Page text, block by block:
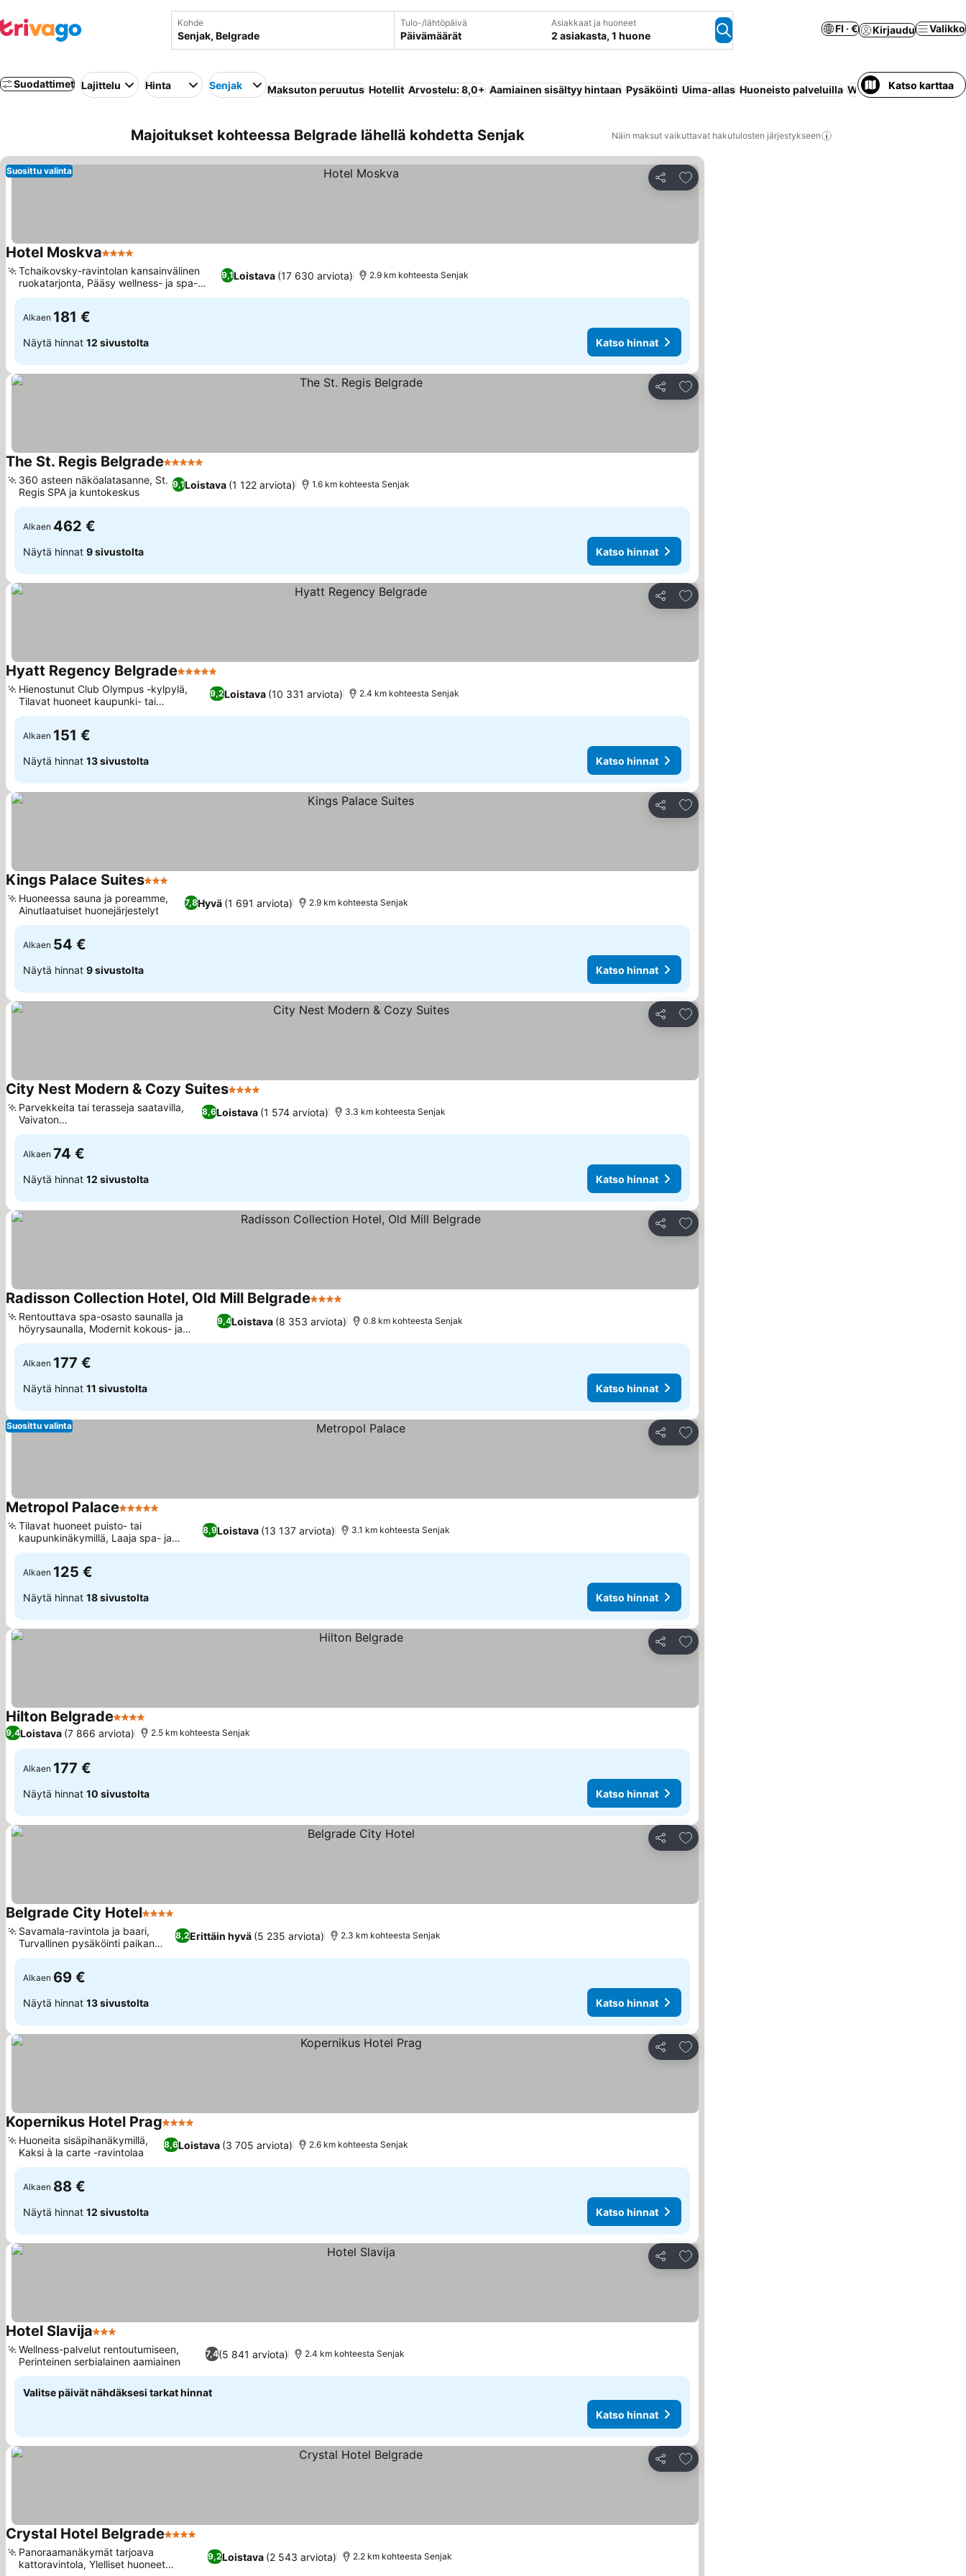
Kohde Tulo-/lähtöpäivä
Päivämäärät
Asiakkaat ja huoneet
2 asiakasta, 1 huone
FI · € Kirjaudu Valikko
Suodattimet Lajittelu Hinta Senjak Maksuton peruutus Hotellit Arvostelu: 8,0+ Aamiainen sisältyy hintaan Pysäköinti Uima-allas Huoneisto palveluilla Wi-Fi Ilmastointi
Katso karttaa
Majoitukset kohteessa Belgrade lähellä kohdetta Senjak Näin maksut vaikuttavat hakutulosten järjestykseen
Jaa
Lisää suosikkeihin
Suosittu valinta
Hotel Moskva4 Tähtiluokitus
9,1Loistava (17 630 arviota)
Tchaikovsky-ravintolan kansainvälinen
ruokatarjonta, Pääsy wellness- ja spa-
keskukseen
2.9 km kohteesta Senjak
Alkaen 181 €
Näytä hinnat 12 sivustolta Katso hinnat
Jaa
Lisää suosikkeihin
The St. Regis Belgrade5 Tähtiluokitus
9,1Loistava (1 122 arviota)
360 asteen näköalatasanne, St.
Regis SPA ja kuntokeskus
1.6 km kohteesta Senjak
Alkaen 462 €
Näytä hinnat 9 sivustolta Katso hinnat
Jaa
Lisää suosikkeihin
Hyatt Regency Belgrade5 Tähtiluokitus
9,2Loistava (10 331 arviota)
Hienostunut Club Olympus -kylpylä,
Tilavat huoneet kaupunki- tai
puistonäkymillä
2.4 km kohteesta Senjak
Alkaen 151 €
Näytä hinnat 13 sivustolta Katso hinnat
Jaa
Lisää suosikkeihin
Kings Palace Suites3 Tähtiluokitus
7,8Hyvä (1 691 arviota)
Huoneessa sauna ja poreamme,
Ainutlaatuiset huonejärjestelyt
2.9 km kohteesta Senjak
Alkaen 54 €
Näytä hinnat 9 sivustolta Katso hinnat
Jaa
Lisää suosikkeihin
City Nest Modern & Cozy Suites4 Tähtiluokitus
8,6Loistava (1 574 arviota)
Parvekkeita tai terasseja saatavilla,
Vaivaton
itsepalvelusisäänkirjautuminen
3.3 km kohteesta Senjak
Alkaen 74 €
Näytä hinnat 12 sivustolta Katso hinnat
Jaa
Lisää suosikkeihin
Radisson Collection Hotel, Old Mill Belgrade4 Tähtiluokitus
9,4Loistava (8 353 arviota)
Rentouttava spa-osasto saunalla ja
höyrysaunalla, Modernit kokous- ja
tapahtumatilat
0.8 km kohteesta Senjak
Alkaen 177 €
Näytä hinnat 11 sivustolta Katso hinnat
Jaa
Lisää suosikkeihin
Suosittu valinta
Metropol Palace5 Tähtiluokitus
8,9Loistava (13 137 arviota)
Tilavat huoneet puisto- tai
kaupunkinäkymillä, Laaja spa- ja
hyvinvointikeidas
3.1 km kohteesta Senjak
Alkaen 125 €
Näytä hinnat 18 sivustolta Katso hinnat
Jaa
Lisää suosikkeihin
Hilton Belgrade4 Tähtiluokitus
9,4Loistava (7 866 arviota) 2.5 km kohteesta Senjak
Alkaen 177 €
Näytä hinnat 10 sivustolta Katso hinnat
Jaa
Lisää suosikkeihin
Belgrade City Hotel4 Tähtiluokitus
8,2Erittäin hyvä (5 235 arviota)
Savamala-ravintola ja baari,
Turvallinen pysäköinti paikan
päällä
2.3 km kohteesta Senjak
Alkaen 69 €
Näytä hinnat 13 sivustolta Katso hinnat
Jaa
Lisää suosikkeihin
Kopernikus Hotel Prag4 Tähtiluokitus
8,6Loistava (3 705 arviota)
Huoneita sisäpihanäkymillä,
Kaksi à la carte -ravintolaa
2.6 km kohteesta Senjak
Alkaen 88 €
Näytä hinnat 12 sivustolta Katso hinnat
Jaa
Lisää suosikkeihin
Hotel Slavija3 Tähtiluokitus
7,4(5 841 arviota)
Wellness-palvelut rentoutumiseen,
Perinteinen serbialainen aamiainen
2.4 km kohteesta Senjak
Valitse päivät nähdäksesi tarkat hinnat
Katso hinnat
Jaa
Lisää suosikkeihin
Crystal Hotel Belgrade4 Tähtiluokitus
9,2Loistava (2 543 arviota)
Panoraamanäkymät tarjoava
kattoravintola, Ylelliset huoneet
2.2 km kohteesta Senjak